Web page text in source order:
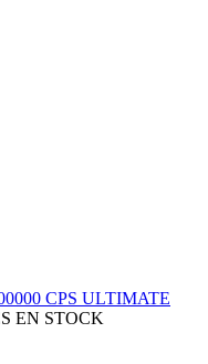
CPS ULTIMATE
EN STOCK